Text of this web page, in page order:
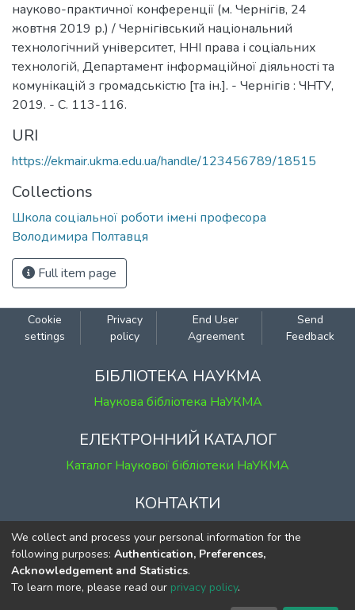
науково-практичної конференції (м. Чернігів, 24
жовтня 2019 р.) / Чернігівський національний
технологічний університет, ННІ права і соціальних
технологій, Департамент інформаційної діяльності та
комунікацій з громадськістю [та ін.]. - Чернігів : ЧНТУ,
2019. - С. 113-116.
URI
https://ekmair.ukma.edu.ua/handle/123456789/18515
Collections
Школа соціальної роботи імені професора
Володимира Полтавця
Full item page
Cookie
settings
Privacy
policy
End User
Agreement
Send
Feedback
БІБЛІОТЕКА НАУКМА
Наукова бібліотека НаУКМА
ЕЛЕКТРОННИЙ КАТАЛОГ
Каталог Наукової бібліотеки НаУКМА
КОНТАКТИ
м. Київ, вул. Григорія Сковороди, 2
к. 1, к. 120
тел. (044) 463-69-31
ekmair@ukma.edu.ua
We collect and process your personal information for the
following purposes: Authentication, Preferences,
Acknowledgement and Statistics.
To learn more, please read our privacy policy.